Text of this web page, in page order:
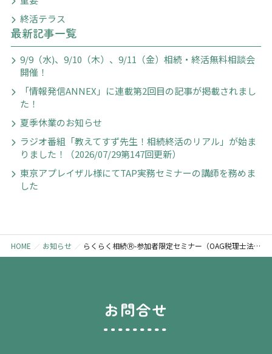
終活テラス
最新記事一覧
9/9（水)、9/10（木）、9/11（金）相続・終活無料相談会
開催！
「情報発信ANNEX」に連載第2回目の記事が掲載されまし
た！
夏季休業のお知らせ
ラジオ番組「教えてすず先生！相続終活のリアル」が始ま
りました！（2026/07/29第147回更新）
東京アプレイザル様にてTAP実務セミナーの講師を務めま
した
HOME お知らせ らくらく相続Ⓡ-参加者限定セミナー（OAG税理士法人東京ウエスト様主催）にて2回目の講師を務めました
お問合せ